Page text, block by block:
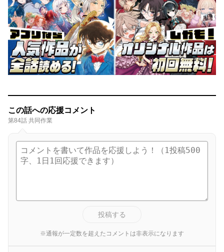
この話への応援コメント
第84話 共同作業
投稿する
※通報が一定数を超えたコメントは非表示になります